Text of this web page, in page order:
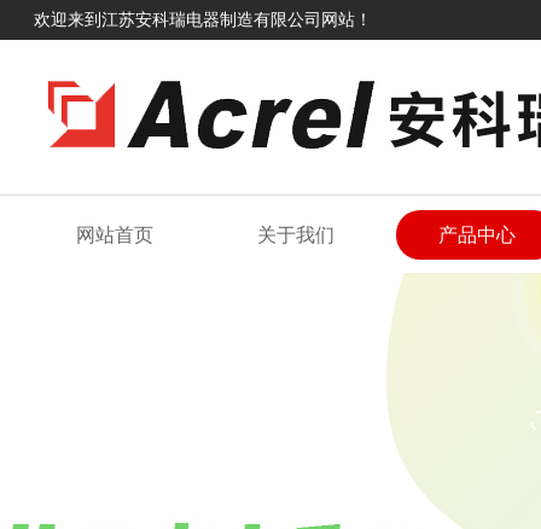
欢迎来到江苏安科瑞电器制造有限公司网站！
网站首页 关于我们 产品中心